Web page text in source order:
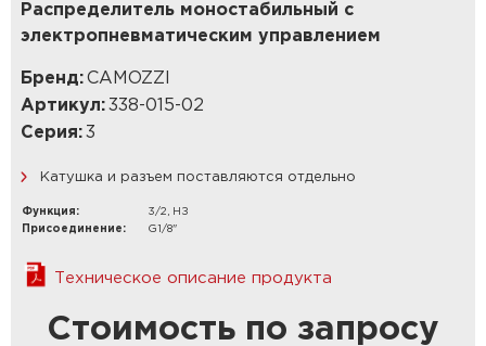
Распределитель моностабильный с
электропневматическим управлением
Бренд: CAMOZZI
Артикул: 338-015-02
Серия: 3
Катушка и разъем поставляются отдельно
Функция:
3/2, НЗ
Присоединение:
G1/8"
Техническое описание продукта
Стоимость по запросу